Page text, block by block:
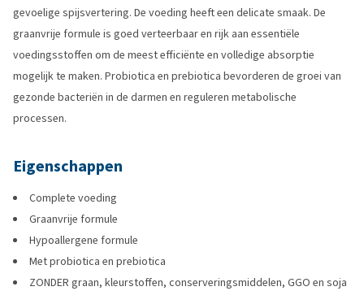
gevoelige spijsvertering. De voeding heeft een delicate smaak. De
graanvrije formule is goed verteerbaar en rijk aan essentiële
voedingsstoffen om de meest efficiënte en volledige absorptie
mogelijk te maken. Probiotica en prebiotica bevorderen de groei van
gezonde bacteriën in de darmen en reguleren metabolische
processen.
Eigenschappen
Complete voeding
Graanvrije formule
Hypoallergene formule
Met probiotica en prebiotica
ZONDER graan, kleurstoffen, conserveringsmiddelen, GGO en soja